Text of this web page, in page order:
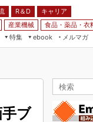
R＆D
キャリア
産業機械 食品・薬品・衣
特集
ebook
メルマガ
ブ